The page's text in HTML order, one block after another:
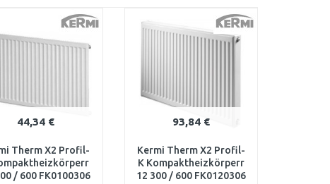
44,34 €
Therm X2 Profil-
/ 600 FK0100306
93,84 €
Kermi Therm X2 Profil-
K Kompaktheizkörperr
12 300 / 600 FK0120306